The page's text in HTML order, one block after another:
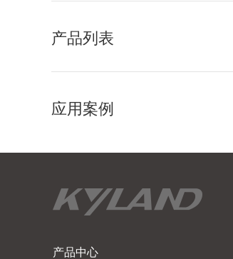
产品列表
应用案例
产品中心